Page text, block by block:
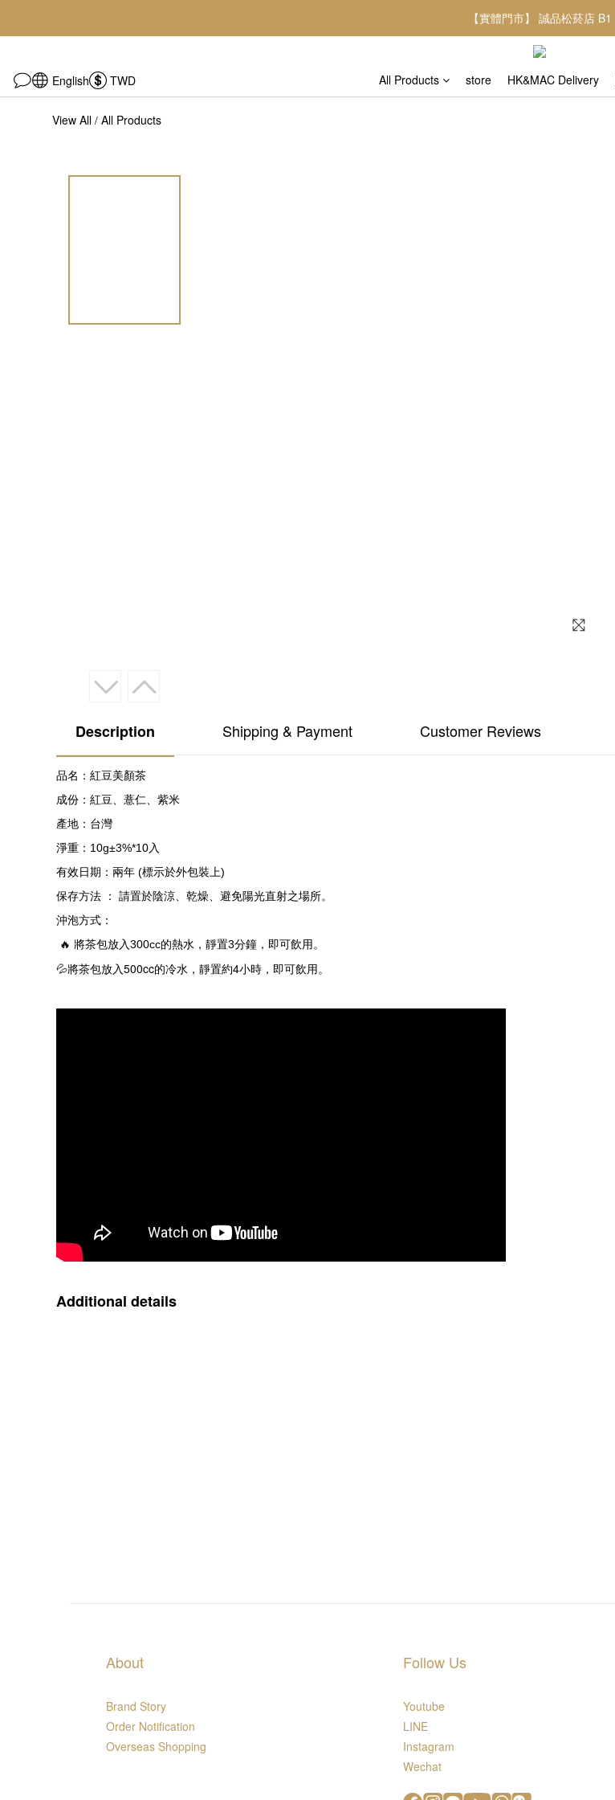
【實體門市】 誠品松菸店 B1
English TWD All Products store HK&MAC Delivery
View All / All Products
Description Shipping & Payment Customer Reviews
品名：紅豆美顏茶
成份：紅豆、薏仁、紫米
產地：台灣
淨重： 10g±3%*10入
有效日期：兩年 (標示於外包裝上)
保存方法
：
請置於陰涼、乾燥、避免陽光直射之場所。
沖泡方式：
🔥 將茶包放入300cc的熱水，靜置3分鐘，即可飲用。
💦將茶包放入500cc的冷水，靜置約4小時，即可飲用。
Additional details
About
Brand Story
Order Notification
Overseas Shopping
Follow Us
Youtube
LINE
Instagram
Wechat